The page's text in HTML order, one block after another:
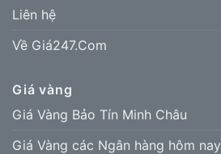
Liên hệ
Về Giá247.Com
Giá vàng
Giá Vàng Bảo Tín Minh Châu
Giá Vàng các Ngân hàng hôm nay